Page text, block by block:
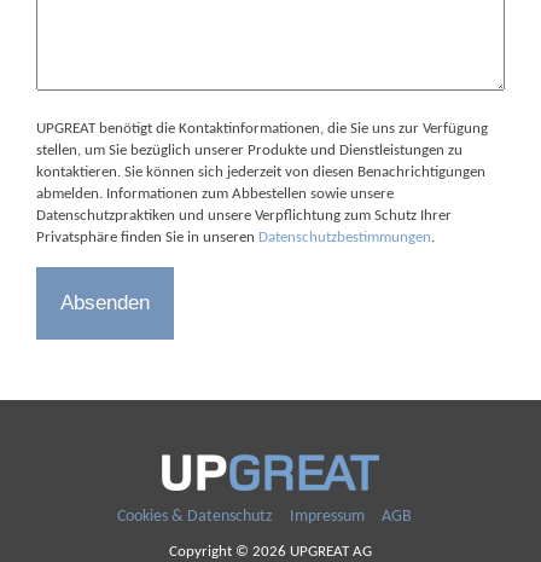
UPGREAT benötigt die Kontaktinformationen, die Sie uns zur Verfügung
stellen, um Sie bezüglich unserer Produkte und Dienstleistungen zu
kontaktieren. Sie können sich jederzeit von diesen Benachrichtigungen
abmelden. Informationen zum Abbestellen sowie unsere
Datenschutzpraktiken und unsere Verpflichtung zum Schutz Ihrer
Privatsphäre finden Sie in unseren Datenschutzbestimmungen.
Cookies & Datenschutz Impressum AGB
Copyright © 2026 UPGREAT AG